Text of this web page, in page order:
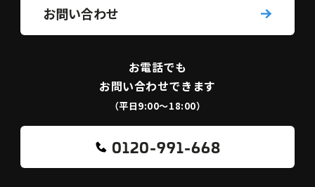
お問い合わせ
お電話でも
お問い合わせできます
（平日9:00〜18:00）
0120-991-668